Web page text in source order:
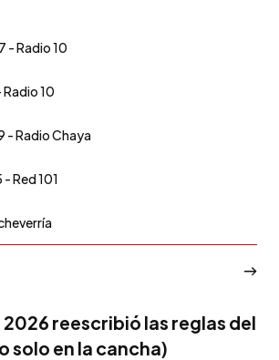
- Radio 10
Radio 10
- Radio Chaya
- Red 101
2026 reescribió las reglas del
solo en la cancha)